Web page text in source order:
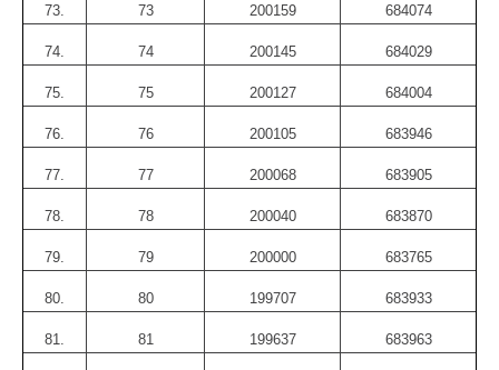
73. 73 200159 684074
74. 74 200145 684029
75. 75 200127 684004
76. 76 200105 683946
77. 77 200068 683905
78. 78 200040 683870
79. 79 200000 683765
80. 80 199707 683933
81. 81 199637 683963